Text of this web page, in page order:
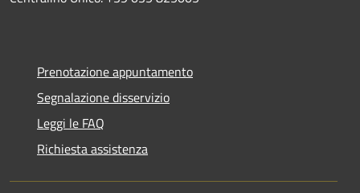
Prenotazione appuntamento
Segnalazione disservizio
Leggi le FAQ
Richiesta assistenza